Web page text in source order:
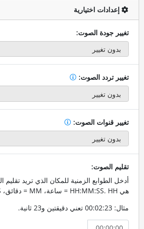
إعدادات اختيارية
تغيير جودة الصوت:
تغيير تردد الصوت:
تغيير قنوات الصوت:
تقليم الصوت:
أدخل الطوابع الزمنية للمكان الذي تريد
هي HH:MM:SS. HH = ساعة، MM = دقائق، SS = ثوانٍ.
مثال: 00:02:23 تعني دقيقتين و23 ثانية.